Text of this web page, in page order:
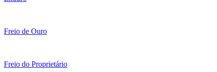
Freio de Ouro
Freio do Proprietário